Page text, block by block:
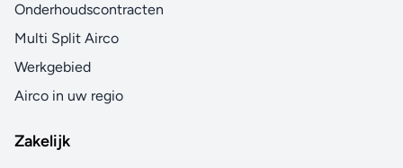
Onderhoudscontracten
Multi Split Airco
Werkgebied
Airco in uw regio
Zakelijk